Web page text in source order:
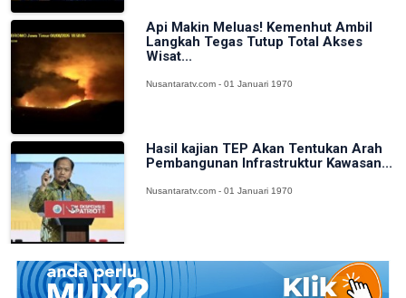
Api Makin Meluas! Kemenhut Ambil
Langkah Tegas Tutup Total Akses
Wisat...
Nusantaratv.com - 01 Januari 1970
Hasil kajian TEP Akan Tentukan Arah
Pembangunan Infrastruktur Kawasan...
Nusantaratv.com - 01 Januari 1970